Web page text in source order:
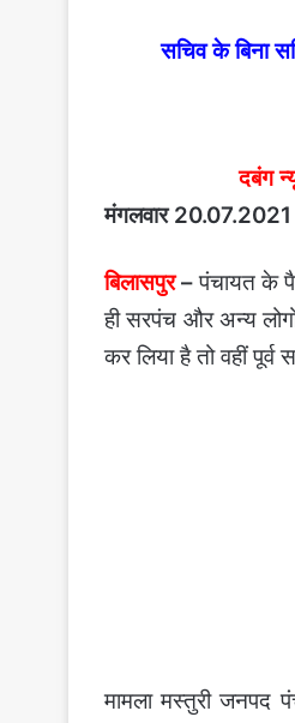
सचिव के बिना
दबंग
मंगलवार 20.07.2021
बिलासपुर–पंचायत के
ही सरपंच और अन्य
कर लिया है तो वहीं
मामला मस्तुरी जनपद